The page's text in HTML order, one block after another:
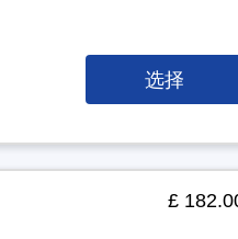
选择
£